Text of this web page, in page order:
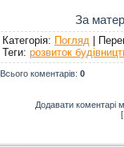
За
Категорія: Погляд |
Теги: розвиток
Всього коментарів: 0
Додавати коментарі